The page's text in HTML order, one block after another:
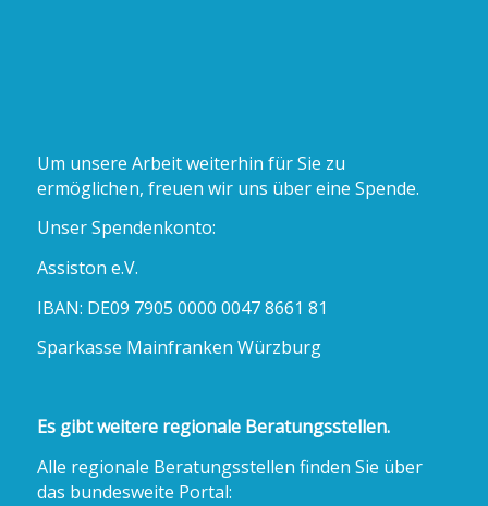
Um unsere Arbeit weiterhin für Sie zu
ermöglichen, freuen wir uns über eine Spende.
Unser Spendenkonto:
Assiston e.V.
IBAN: DE09 7905 0000 0047 8661 81
Sparkasse Mainfranken Würzburg
Es gibt weitere regionale Beratungsstellen.
Alle regionale Beratungsstellen finden Sie über
das bundesweite Portal: